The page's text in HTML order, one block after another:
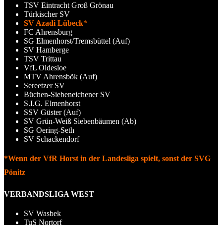
TSV Eintracht Groß Grönau
Türkischer SV
SV Azadi Lübeck*
FC Ahrensburg
SG Elmenhorst/Tremsbüttel (Auf)
SV Hamberge
TSV Trittau
VfL Oldesloe
MTV Ahrensbök (Auf)
Sereetzer SV
Büchen-Siebeneichener SV
S.I.G. Elmenhorst
SSV Güster (Auf)
SV Grün-Weiß Siebenbäumen (Ab)
SG Oering-Seth
SV Schackendorf
*Wenn der VfR Horst in der Landesliga spielt, sonst der SVG
Pönitz
VERBANDSLIGA WEST
SV Wasbek
TuS Nortorf